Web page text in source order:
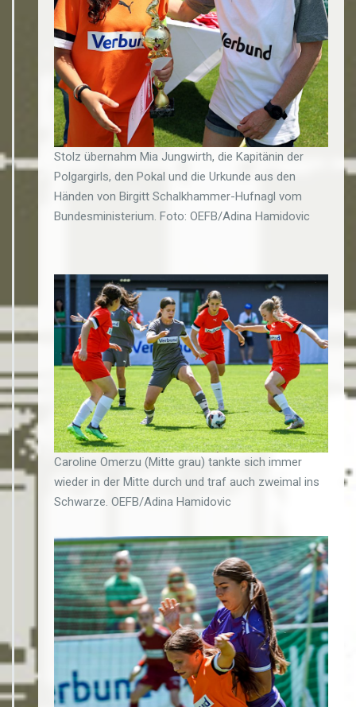
Stolz übernahm Mia Jungwirth, die Kapitänin der
Polgargirls, den Pokal und die Urkunde aus den
Händen von Birgitt Schalkhammer-Hufnagl vom
Bundesministerium. Foto: OEFB/Adina Hamidovic
Caroline Omerzu (Mitte grau) tankte sich immer
wieder in der Mitte durch und traf auch zweimal ins
Schwarze. OEFB/Adina Hamidovic